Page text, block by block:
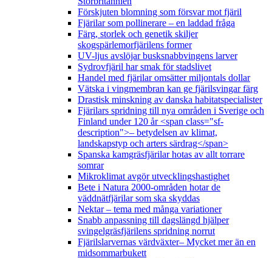
Förskjuten blomning som försvar mot fjäril
Fjärilar som pollinerare – en laddad fråga
Färg, storlek och genetik skiljer
skogspärlemorfjärilens former
UV-ljus avslöjar busksnabbvingens larver
Sydrovfjäril har smak för stadslivet
Handel med fjärilar omsätter miljontals dollar
Vätska i vingmembran kan ge fjärilsvingar färg
Drastisk minskning av danska habitatspecialister
Fjärilars spridning till nya områden i Sverige och
Finland under 120 år <span class="sf-
description">– betydelsen av klimat,
landskapstyp och arters särdrag</span>
Spanska kamgräsfjärilar hotas av allt torrare
somrar
Mikroklimat avgör utvecklingshastighet
Bete i Natura 2000-områden hotar de
väddnätfjärilar som ska skyddas
Nektar – tema med många variationer
Snabb anpassning till dagslängd hjälper
svingelgräsfjärilens spridning norrut
Fjärilslarvernas värdväxter– Mycket mer än en
midsommarbukett